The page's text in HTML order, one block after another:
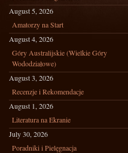
August 5, 2026
Amatorzy na Start
August 4, 2026
Góry Australijskie (Wielkie Góry
Wododziałowe)
August 3, 2026
Recenzje i Rekomendacje
August 1, 2026
Literatura na Ekranie
July 30, 2026
Poradniki i Pielęgnacja